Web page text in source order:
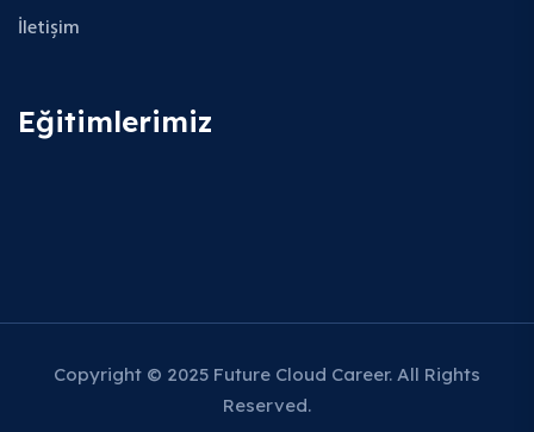
İletişim
Eğitimlerimiz
Copyright © 2025 Future Cloud Career. All Rights
Reserved.